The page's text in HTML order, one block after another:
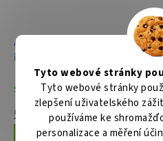
Tyto webové stránky
Tyto webové stránky
zlepšení uživatelského
používáme ke
personalizace a měření
Aku štěrbinová frézka Li-
Skladem
5 961 Kč
Do košíku